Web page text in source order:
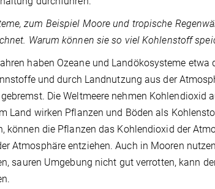
zum Beispiel Moore und tropische
Warum können sie so viel Kohlenstoff
haben Ozeane und Landökosysteme
und durch Landnutzung aus der
Die Weltmeere nehmen Kohlendioxid
Land wirken Pflanzen und Böden als
können die Pflanzen das Kohlendioxid der
Atmosphäre entziehen. Auch in Mooren
sauren Umgebung nicht gut verrotten, kann